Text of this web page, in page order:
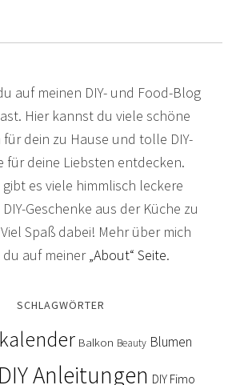
auf meinen DIY- und Food-Blog
Hier kannst du viele schöne
dein zu Hause und tolle DIY-
für deine Liebsten entdecken.
es viele himmlisch leckere
Geschenke aus der Küche zu
Spaß dabei! Mehr über mich
auf meiner„About“ Seite.
SCHLAGWÖRTER
Balkon Beauty Blumen
DIY Anleitungen DIY Fimo